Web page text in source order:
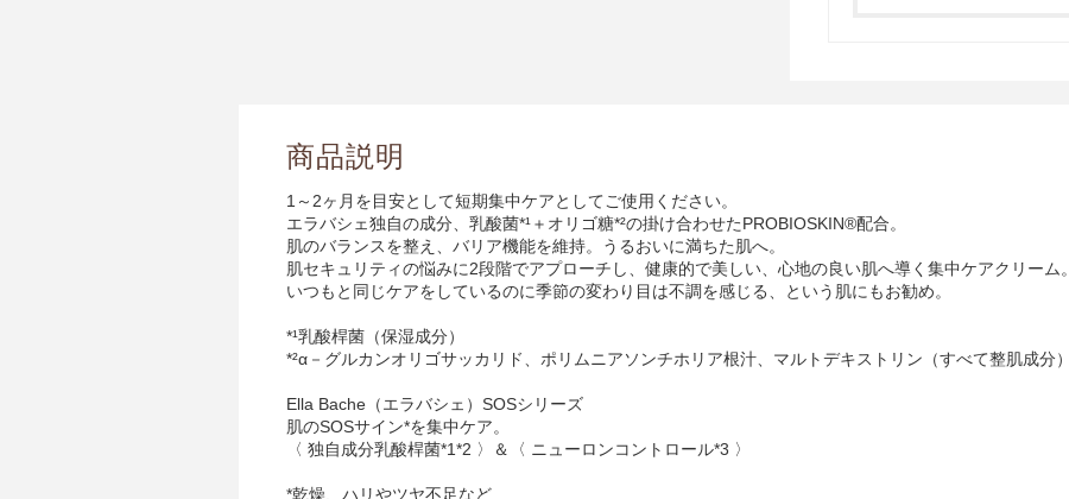
商品説明
1～2ヶ月を目安として短期集中ケアとしてご使用ください。
エラバシェ独自の成分、乳酸菌*¹＋オリゴ糖*²の掛け合わせたPROBIOSKIN®配合。
肌のバランスを整え、バリア機能を維持。うるおいに満ちた肌へ。
肌セキュリティの悩みに2段階でアプローチし、健康的で美しい、心地の良い肌へ導く集中ケアクリーム。
いつもと同じケアをしているのに季節の変わり目は不調を感じる、という肌にもお勧め。
*¹乳酸桿菌（保湿成分）
*²α－グルカンオリゴサッカリド、ポリムニアソンチホリア根汁、マルトデキストリン（すべて整肌成分）
Ella Bache（エラバシェ）SOSシリーズ
肌のSOSサイン*を集中ケア。
〈 独自成分乳酸桿菌*1*2 〉＆〈 ニューロンコントロール*3 〉
*乾燥、ハリやツヤ不足など